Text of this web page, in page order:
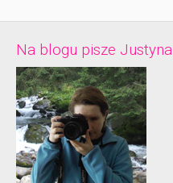
Na blogu pisze Justyna